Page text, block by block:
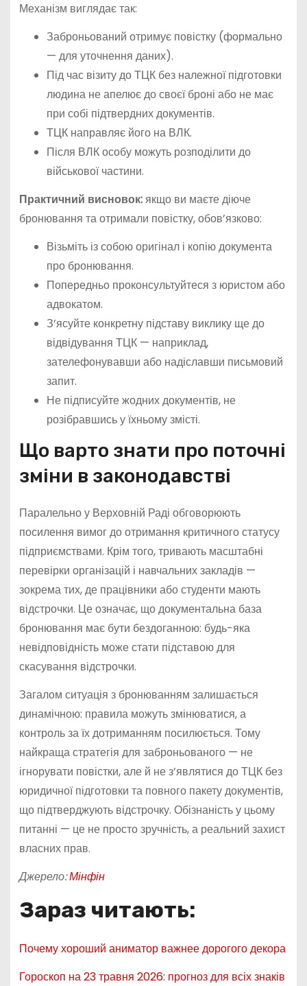
Механізм виглядає так:
Заброньований отримує повістку (формально
— для уточнення даних).
Під час візиту до ТЦК без належної підготовки
людина не апелює до своєї броні або не має
при собі підтвердних документів.
ТЦК направляє його на ВЛК.
Після ВЛК особу можуть розподілити до
військової частини.
Практичний висновок:якщо ви маєте діюче
бронювання та отримали повістку, обов’язково:
Візьміть із собою оригінал і копію документа
про бронювання.
Попередньо проконсультуйтеся з юристом або
адвокатом.
З’ясуйте конкретну підставу виклику ще до
відвідування ТЦК — наприклад,
зателефонувавши або надіславши письмовий
запит.
Не підписуйте жодних документів, не
розібравшись у їхньому змісті.
Що варто знати про поточні
зміни в законодавстві
Паралельно у Верховній Раді обговорюють
посилення вимог до отримання критичного статусу
підприємствами. Крім того, тривають масштабні
перевірки організацій і навчальних закладів —
зокрема тих, де працівники або студенти мають
відстрочки. Це означає, що документальна база
бронювання має бути бездоганною: будь-яка
невідповідність може стати підставою для
скасування відстрочки.
Загалом ситуація з бронюванням залишається
динамічною: правила можуть змінюватися, а
контроль за їх дотриманням посилюється. Тому
найкраща стратегія для заброньованого — не
ігнорувати повістки, але й не з’являтися до ТЦК без
юридичної підготовки та повного пакету документів,
що підтверджують відстрочку. Обізнаність у цьому
питанні — це не просто зручність, а реальний захист
власних прав.
Джерело:Мінфін
Зараз читають:
Почему хороший аниматор важнее дорогого декора
Гороскоп на 23 травня 2026: прогноз для всіх знаків